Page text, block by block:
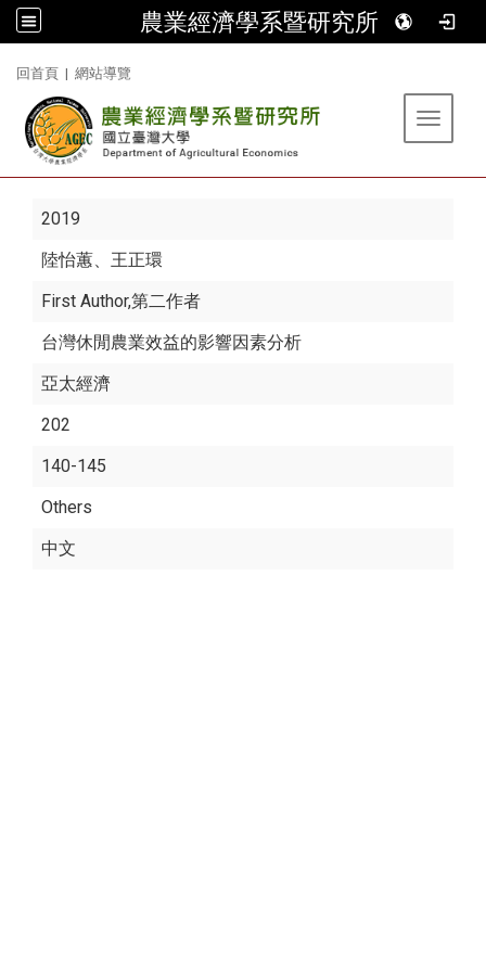
農業經濟學系暨研究所
回首頁 | 網站導覽
Toggle
2019
陸怡蕙、王正環
First Author,第二作者
台灣休閒農業效益的影響因素分析
亞太經濟
202
140-145
Others
中文